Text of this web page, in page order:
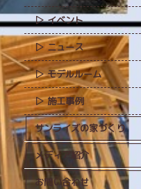
イベント
ニュース
モデルルーム
施工事例
サンライズの家づくり
メディア紹介
お問い合わせ